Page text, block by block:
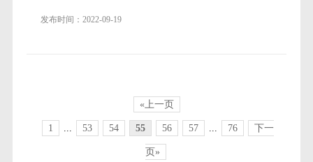
发布时间：2022-09-19
«上一页
1 ... 53 54 55 56 57 ... 76 下一
页»